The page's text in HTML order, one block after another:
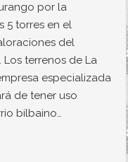
por la
5 torres en el
del
terrenos de La
especializada
de tener uso
bilbaino…